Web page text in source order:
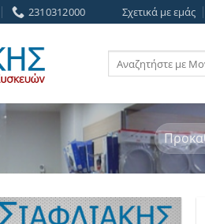
2310312000 Σχετικά με εμάς
Αναζήτηση
για: